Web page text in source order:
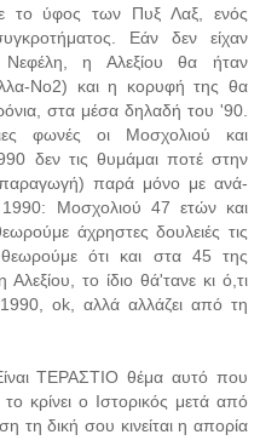
το ύφος των Πυξ Λαξ, ενός
Εάν δεν είχαν
η Αλεξίου θα ήταν
Νο2) και η κορυφή της θα
στα μέσα δηλαδή του '90.
φωνές οι Μοσχολιού και
δεν τις θυμάμαι ποτέ στην
παρά μόνο με ανά-
1990: Μοσχολιού 47 ετών και
άχρηστες δουλειές τις
ότι και στα 45 της
το ίδιο θά'τανε κι ό,τι
ok, αλλά αλλάζει από τη
ΤΕΡΑΣΤΙΟ θέμα αυτό που
κρίνει ο Ιστορικός μετά από
τη δική σου κινείται η απορία